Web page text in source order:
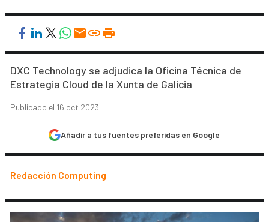
DXC Technology se adjudica la Oficina Técnica de
Estrategia Cloud de la Xunta de Galicia
Publicado el 16 oct 2023
Añadir a tus fuentes preferidas en Google
Redacción Computing